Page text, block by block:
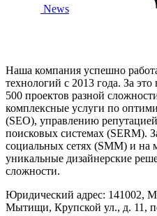
News
Наша компания успешно
технологий с 2013 года. За
500 проектов разной
комплексные услуги по
(SEO), управлению
поисковых системах (SERM).
социальных сетях (SMM) и на
уникальные дизайнерские
сложности.
Юридический адрес: 141002,
Мытищи, Крупской ул., д. 11,